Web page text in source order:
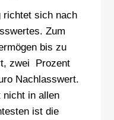
richtet sich nach
Zum
bis zu
zwei Prozent
Nachlasswert.
nicht in allen
ist die